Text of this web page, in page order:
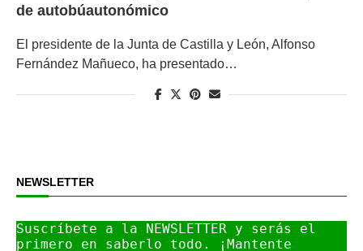
de autobúautonómico
El presidente de la Junta de Castilla y León, Alfonso
Fernández Mañueco, ha presentado…
NEWSLETTER
Suscríbete a la NEWSLETTER y serás el
primero en saberlo todo. ¡Mantente